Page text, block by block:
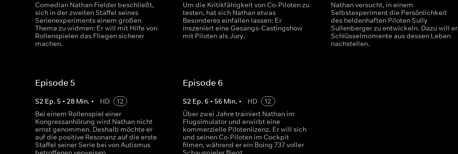
Comedian Nathan Fielder beschließt,
sich in der zweiten Staffel seines
Serienexperiments einem großen
Thema zu widmen: Er will mit Hilfe von
Rollenspielen das Fliegen sicherer
machen.
Um die Kritikfähigkeit von Co-Piloten zu
testen, hat sich Nathan etwas
Besonderes einfallen lassen: Er
inszeniert eine Gesangs-Castingshow
mit Piloten als Jury.
Nathan versucht, in einem
Selbstexperiment die Persönlichkeit
des heldenhaften Piloten Sully
Sullenberger zu entwickeln. Dazu will er
Schlüsselmomente aus dessen Leben
nachstellen.
Episode 5
S2 Ep. 5 • 28 Min. • HD
12
Bei einem Rollenspiel einer
Kongressanhörung wird Nathan nicht
ernst genommen. Deshalb möchte er
auf die positive Resonanz auf die erste
Staffel seiner Serie bei von Autismus
Episode 6
S2 Ep.6 • 56 Min. • HD
12
Über zwei Jahre trainiert Nathan im
Flugsimulator und erwirbt eine
kommerzielle Pilotenlizenz. Er will sich
und seinen Co-Piloten im Cockpit
filmen, während er ein Boing 737 voller